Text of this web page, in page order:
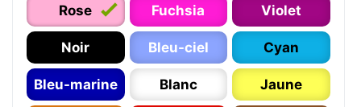
Rose Fuchsia Violet
Noir Bleu-ciel Cyan
Bleu-marine Blanc Jaune